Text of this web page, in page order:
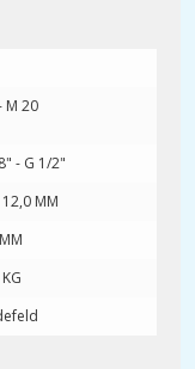
M 20
- G 1/2"
MM